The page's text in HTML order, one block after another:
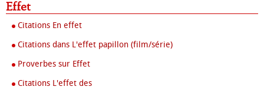
Effet
Citations En effet
Citations dans L'effet papillon (film/série)
Proverbes sur Effet
Citations L'effet des